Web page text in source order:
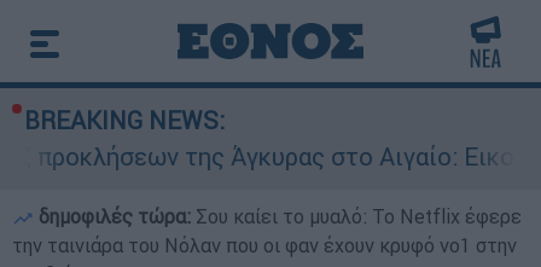
BREAKING NEWS:
Άγκυρας στο Αιγαίο: Εικονική αερομαχία
δημοφιλές τώρα: Σου καίει το μυαλό: Το Netflix έφερε
την ταινιάρα του Νόλαν που οι φαν έχουν κρυφό νο1 στην